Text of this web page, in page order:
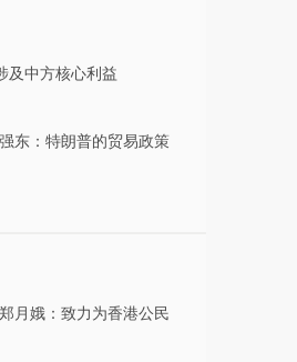
及中方核心利益
东：特朗普的贸易政策
月娥：致力为香港公民